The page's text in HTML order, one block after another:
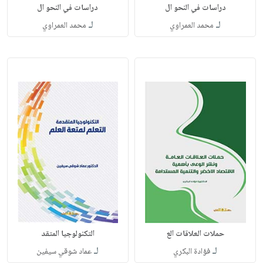
دراسات في النحو ال
لـ محمد العمراوي
دراسات في النحو ال
لـ محمد العمراوي
حملات العلاقات الع
لـفؤادة البكري
التكنولوجيا المتقد
لـعماد شوقي سيفين